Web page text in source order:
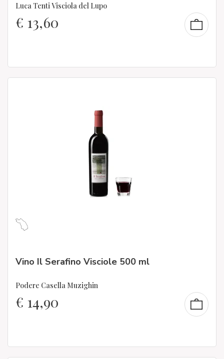
Luca Tenti Visciola del Lupo
€ 13,60
Vino Il Serafino Visciole 500 ml
Podere Casella Muzighin
€ 14,90